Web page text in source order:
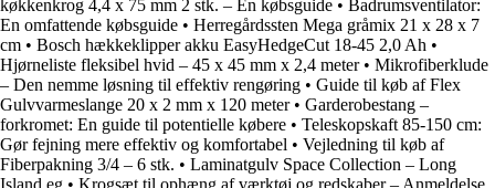
køkkenkrog 4,4 x 75 mm 2 stk. – En købsguide • Badrumsventilator:
En omfattende købsguide • Herregårdssten Mega gråmix 21 x 28 x 7
cm • Bosch hækkeklipper akku EasyHedgeCut 18-45 2,0 Ah •
Hjørneliste fleksibel hvid – 45 x 45 mm x 2,4 meter• Mikrofiberklude
– Den nemme løsning til effektiv rengøring • Guide til køb af Flex
Gulvvarmeslange 20 x 2 mm x 120 meter• Garderobestang –
forkromet: En guide til potentielle købere • Teleskopskaft 85-150 cm:
Gør fejning mere effektiv og komfortabel • Vejledning til køb af
Fiberpakning 3/4 – 6 stk. • Laminatgulv Space Collection – Long
Island eg • Krogsæt til ophæng af værktøj og redskaber – Anmeldelse